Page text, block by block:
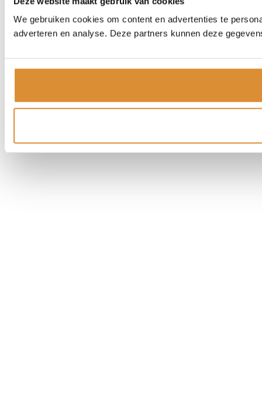
We gebruiken cookies om content en advertenties te
adverteren en analyse. Deze partners kunnen deze